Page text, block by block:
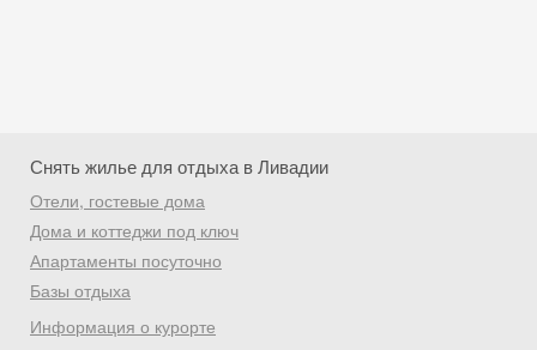
Снять жилье для отдыха в Ливадии
Отели, гостевые дома
Дома и коттеджи под ключ
Апартаменты посуточно
Базы отдыха
Информация о курортеСкидка −5%